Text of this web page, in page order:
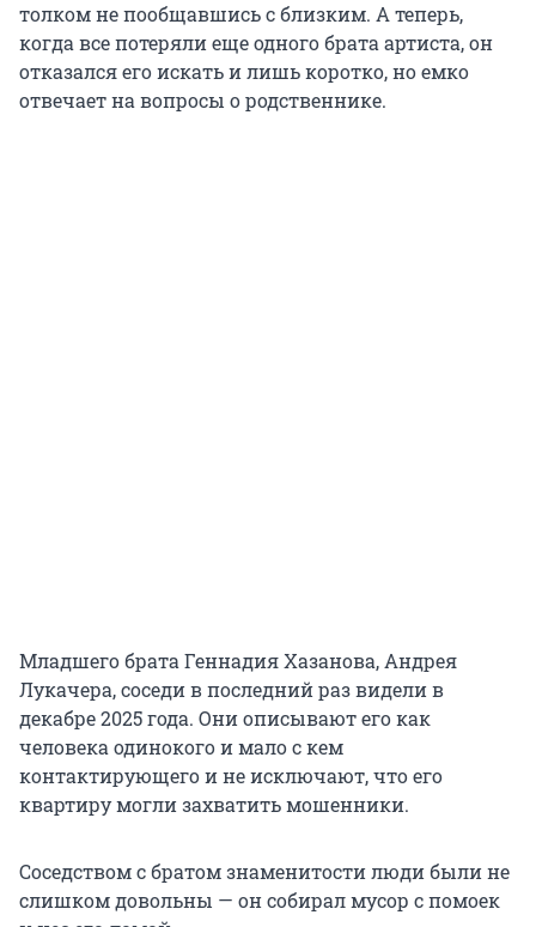
толком не пообщавшись с близким. А теперь,
когда все потеряли еще одного брата артиста, он
отказался его искать и лишь коротко, но емко
отвечает на вопросы о родственнике.
Младшего брата Геннадия Хазанова, Андрея
Лукачера, соседи в последний раз видели в
декабре 2025 года. Они описывают его как
человека одинокого и мало с кем
контактирующего и не исключают, что его
квартиру могли захватить мошенники.
Соседством с братом знаменитости люди были не
слишком довольны — он собирал мусор с помоек